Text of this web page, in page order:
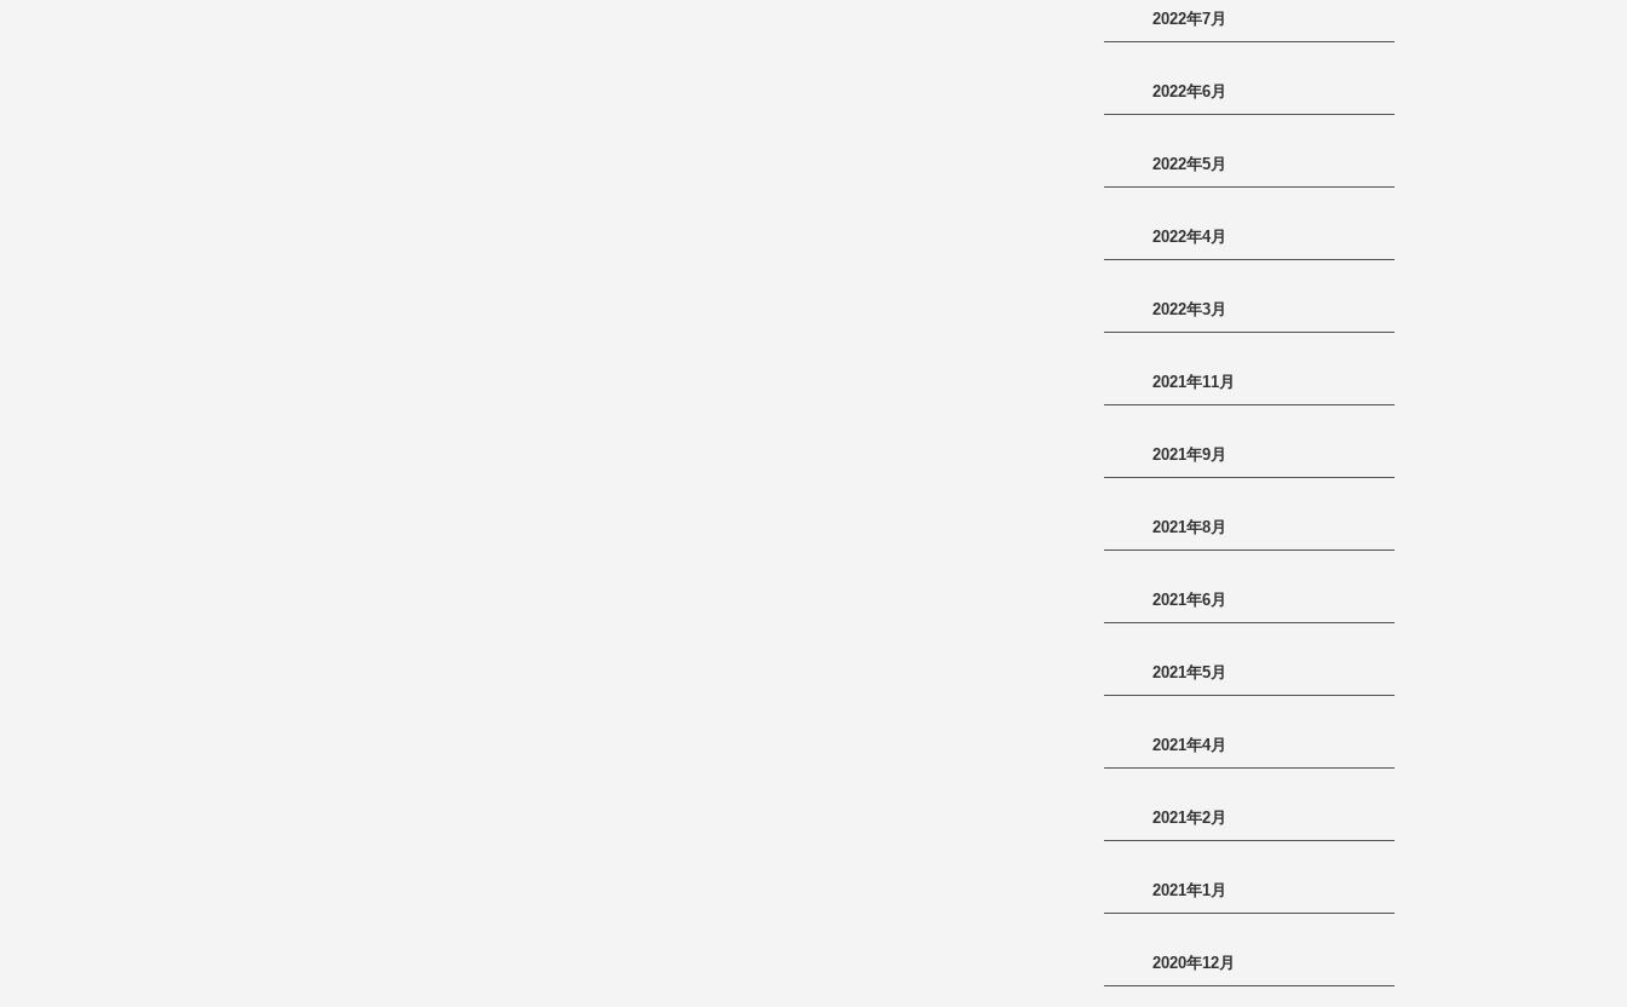
2022年7月
2022年6月
2022年5月
2022年4月
2022年3月
2021年11月
2021年9月
2021年8月
2021年6月
2021年5月
2021年4月
2021年2月
2021年1月
2020年12月